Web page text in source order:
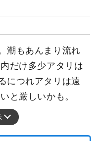
潮もあんまり流れ
だけ多少アタリは
につれアタリは遠
と厳しいかも。